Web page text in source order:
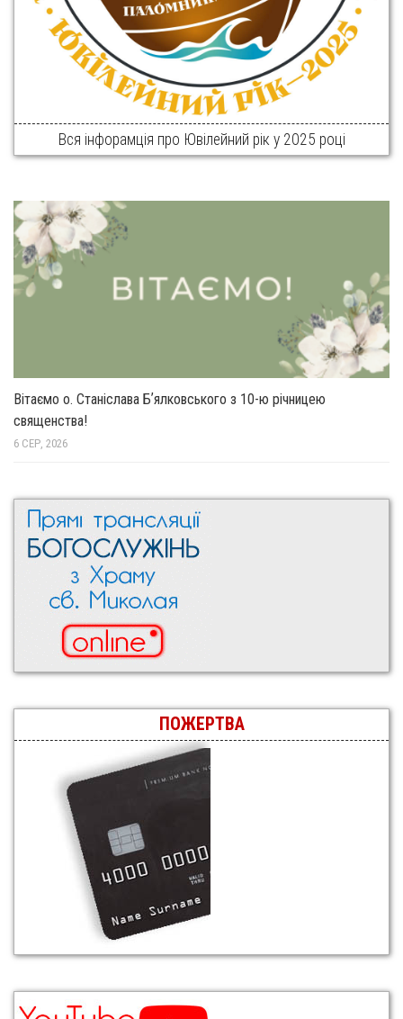
Вся інфорамція про Ювілейний рік у 2025 році
Вітаємо о. Станіслава Бʼялковського з 10-ю річницею
священства!
6 СЕР, 2026
ПОЖЕРТВА